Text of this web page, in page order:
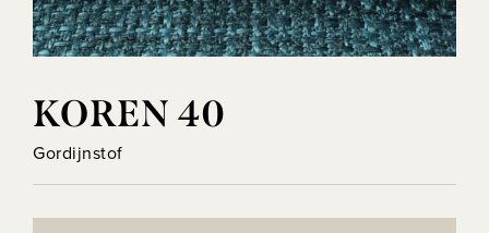
KOREN 40
Gordijnstof